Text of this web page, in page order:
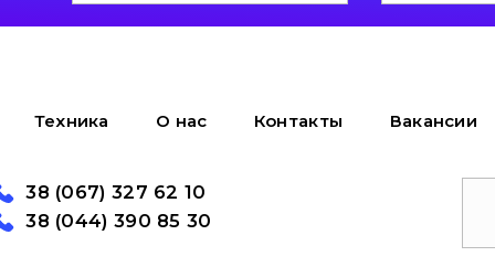
Техника О нас Контакты Вакансии
38 (067) 327 62 10
38 (044) 390 85 30